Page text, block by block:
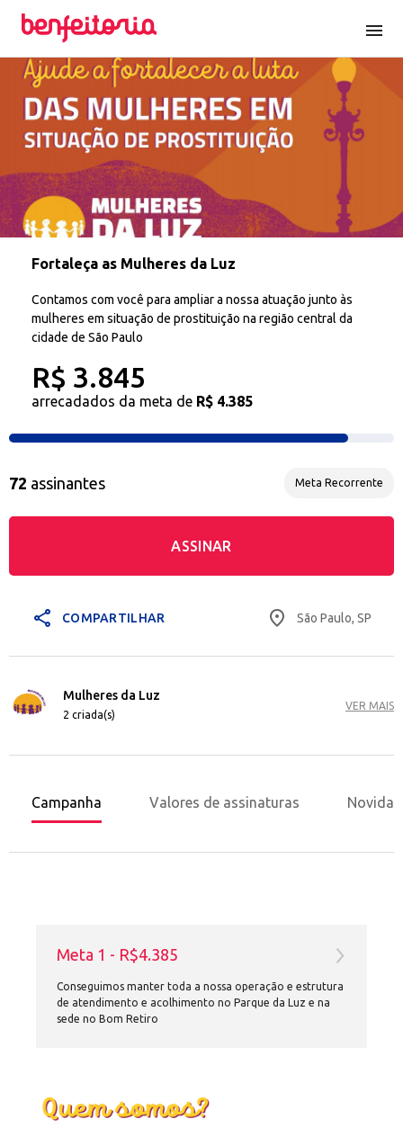
menu
Fortaleça as Mulheres da Luz
Contamos com você para ampliar a nossa atuação junto às
mulheres em situação de prostituição na região central da
cidade de São Paulo
R$ 3.845
arrecadados da meta de R$ 4.385
72 assinantes Meta Recorrente
ASSINAR
share COMPARTILHAR place São Paulo, SP
Mulheres da Luz
2 criada(s)
VER MAIS
Campanha Valores de assinaturas
Meta 1 - R$4.385
Conseguimos manter toda a nossa operação e estrutura
de atendimento e acolhimento no Parque da Luz e na
sede no Bom Retiro